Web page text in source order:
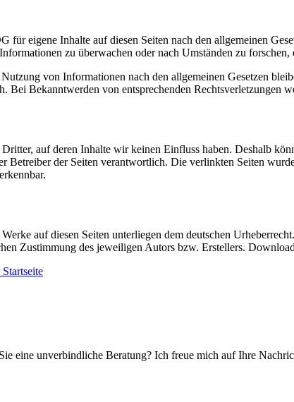
für eigene Inhalte auf diesen Seiten nach den allgemeinen
zu überwachen oder nach Umständen zu
von Informationen nach den allgemeinen Gesetzen
Bei Bekanntwerden von entsprechenden Rechtsverletzungen
auf deren Inhalte wir keinen Einfluss haben. Deshalb
Betreiber der Seiten verantwortlich. Die verlinkten Seiten
auf diesen Seiten unterliegen dem deutschen
Zustimmung des jeweiligen Autors bzw. Erstellers.
eine unverbindliche Beratung? Ich freue mich auf Ihre